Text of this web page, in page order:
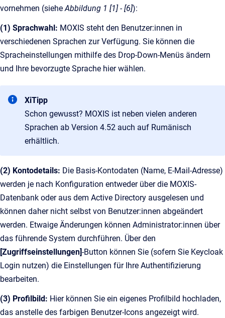
vornehmen (sieheAbbildung 1 [1] - [6]):
(1) Sprachwahl: MOXIS steht den Benutzer:innen in
verschiedenen Sprachen zur Verfügung. Sie können die
Spracheinstellungen mithilfe des Drop-Down-Menüs ändern
und Ihre bevorzugte Sprache hier wählen.
XiTipp
Schon gewusst? MOXIS ist neben vielen anderen
Sprachen ab Version 4.52 auch auf Rumänisch
erhältlich.
(2) Kontodetails: Die Basis-Kontodaten (Name, E-Mail-Adresse)
werden je nach Konfiguration entweder über die MOXIS-
Datenbank oder aus dem Active Directory ausgelesen und
können daher nicht selbst von Benutzer:innen abgeändert
werden. Etwaige Änderungen können Administrator:innen über
das führende System durchführen. Über den
[Zugriffseinstellungen]-Button können Sie (sofern Sie Keycloak
Login nutzen) die Einstellungen für Ihre Authentifizierung
bearbeiten.
(3) Profilbild: Hier können Sie ein eigenes Profilbild hochladen,
das anstelle des farbigen Benutzer-Icons angezeigt wird.